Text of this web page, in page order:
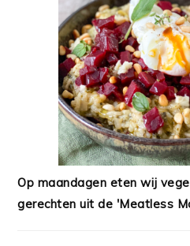
Op maandagen eten wij
gerechten uit de 'Meatless